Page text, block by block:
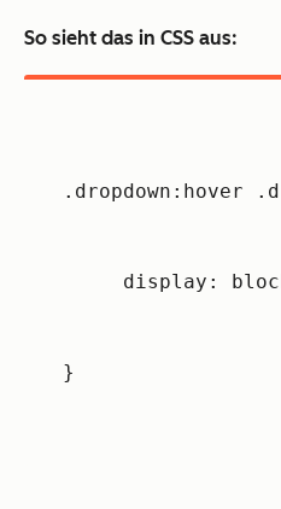
So sieht das in CSS aus:
.dropdown:hover
display:
}